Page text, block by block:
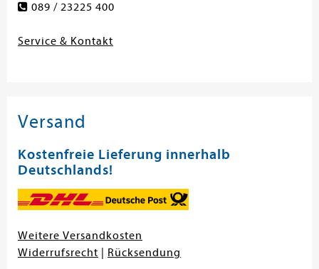
089 / 23225 400
Service & Kontakt
Versand
Kostenfreie Lieferung innerhalb
Deutschlands!
Weitere Versandkosten
Widerrufsrecht
Rücksendung